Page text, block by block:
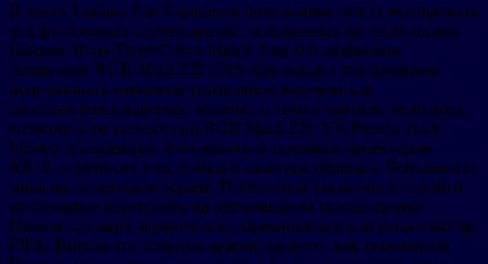
В зонах Stadium Fan Experience болельщики могут исследовать
ряд футбольных соревнований, основанных на технологиях
Hisense. Игра Three Colors Match-3 на 116-дюймовом
телевизоре RGB MiniLED UXS приглашает поклонников
использовать элементы управления жестами для
сопоставления красных, зеленых и синих значков, используя
возможности технологии RGB MiniLED. VR Penalty Kick
Master, оснащенный флагманским лазерным проектором
XR10, переносит участников в ажиотаж пенальти Чемпионата
мира на гигантском экране. Посетители также могут пройти
футбольные викторины на премиальном холодильнике
Hisense со смарт-экраном или соревноваться в игровых матчах
FIFA. Вместе эти события демонстрируют, как технологии